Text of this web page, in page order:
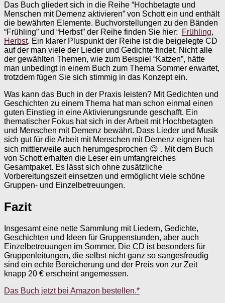
Das Buch gliedert sich in die Reihe “Hochbetagte und
Menschen mit Demenz aktivieren” von Schott ein und enthält
die bewährten Elemente. Buchvorstellungen zu den Bänden
“Frühling” und “Herbst” der Reihe finden Sie hier:
Frühling,
Herbst. Ein klarer Pluspunkt der Reihe ist die beigelegte CD
auf der man viele der Lieder und Gedichte findet. Nicht alle
der gewählten Themen, wie zum Beispiel “Katzen”, hätte
man unbedingt in einem Buch zum Thema Sommer erwartet,
trotzdem fügen Sie sich stimmig in das Konzept ein.
Was kann das Buch in der Praxis leisten? Mit Gedichten und
Geschichten zu einem Thema hat man schon einmal einen
guten Einstieg in eine Aktivierungsrunde geschafft. Ein
thematischer Fokus hat sich in der Arbeit mit Hochbetagten
und Menschen mit Demenz bewährt. Dass Lieder und Musik
sich gut für die Arbeit mit Menschen mit Demenz eignen hat
sich mittlerweile auch herumgesprochen 😉 . Mit dem Buch
von Schott erhalten die Leser ein umfangreiches
Gesamtpaket. Es lässt sich ohne zusätzliche
Vorbereitungszeit einsetzen und ermöglicht viele schöne
Gruppen- und Einzelbetreuungen.
Fazit
Insgesamt eine nette Sammlung mit Liedern, Gedichte,
Geschichten und Ideen für Gruppenstunden, aber auch
Einzelbetreuungen im Sommer. Die CD ist besonders für
Gruppenleitungen, die selbst nicht ganz so sangesfreudig
sind ein echte Bereicherung und der Preis von zur Zeit
knapp 20 € erscheint angemessen.
Das Buch jetzt bei Amazon bestellen.*